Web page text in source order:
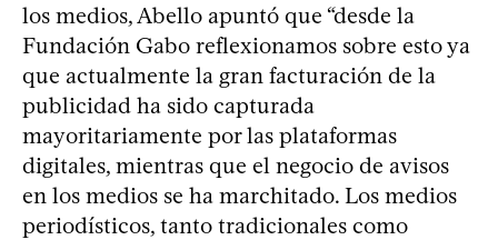
los medios, Abello apuntó que “desde la
Fundación Gabo reflexionamos sobre esto ya
que actualmente la gran facturación de la
publicidad ha sido capturada
mayoritariamente por las plataformas
digitales, mientras que el negocio de avisos
en los medios se ha marchitado. Los medios
periodísticos, tanto tradicionales como